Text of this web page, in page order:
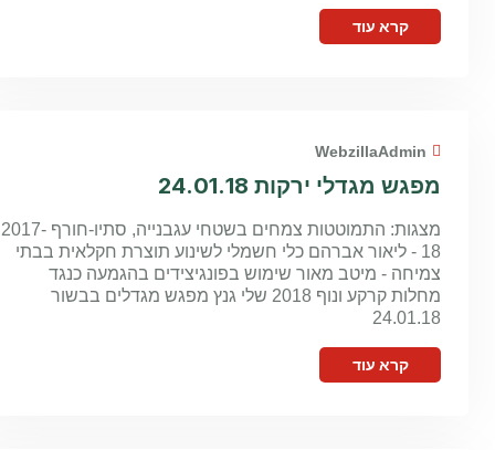
קרא עוד
WebzillaAdmin
מפגש מגדלי ירקות 24.01.18
מצגות: התמוטטות צמחים בשטחי עגבנייה, סתיו-חורף 2017-
18 - ליאור אברהם כלי חשמלי לשינוע תוצרת חקלאית בבתי
צמיחה - מיטב מאור שימוש בפונגיצידים בהגמעה כנגד
מחלות קרקע ונוף 2018 שלי גנץ מפגש מגדלים בבשור
24.01.18
קרא עוד